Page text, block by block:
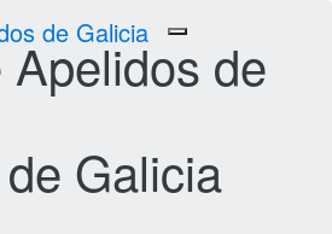
Toggle
navigation
Galicia